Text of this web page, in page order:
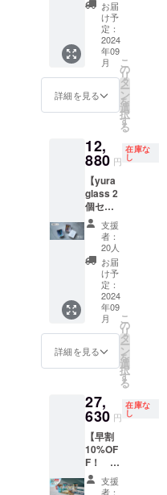
深い色
味の
grape
olive(グ
レープ
オリー
のネオ
ンのよ
をもっ
たneon
yellow(
ネオン
イエ
ロー) ※
ご注文
状況、
製造工
程上の
都合等
により
出荷時
期が遅
りま
す。
せはお
選びい
ただけ
ませ
ん） ●
オーロ
ラのよ
うな幻
green（
イ
リュー
ジョン
グリー
ン） ●
美しい
珊瑚の
海を彷
彿とさ
せるsea
coral（
シー
コーラ
ル） ●
りに照
らされ
させる
moon
blue（
ムーン
ブ
ルー）
●深閑の
ラ箔押
しの箱
入り グ
ラスを1
個お届
けしま
す。色
は下記
ださ
い。 ●
ラのよ
うな幻
想的な
色味の
illusion
green（
イ
リュー
ジョン
グリー
ン） ●
美しい
珊瑚の
海を彷
せるsea
シー
コーラ
ル） ●
月明か
りに照
らされ
た水面
yura
glass 1
個 税
抜5,400
円 2個
の税
込・送
料1,000
12,880
円
→11,59
2円
10%OF
Fでお届
けする
数量限
定のプ
ランで
す。 ※
オーロ
ラ箔押
しの箱
入り グ
ラスを2
個セッ
色は下
記より
お選び
くださ
い。 ど
のグラ
スを組
お届
け予
定：
2024
年09
月
詳細を見る
こ
の
リ
タ
ー
ン
を
選
択
す
る
12,
880 円
在庫な
し
【yura
glass 2
個セッ
ト 】
yura
glass 1
個 税
抜5,400
円 2個
の税
込・送
料1,000
円込み
で
12,880
す。 ※
オーロ
ラ箔押
しの箱
入り グ
ラスを2
個セッ
トでお
支援
者：
20人
お届
け予
定：
2024
年09
月
詳細を見る
こ
の
リ
タ
ー
ン
を
選
択
す
る
27,
630 円
在庫な
し
【早割
10%OF
F！
yura
glass支援
者：